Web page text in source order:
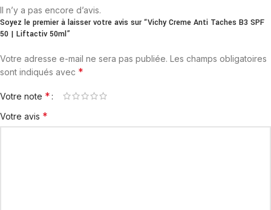
Il n’y a pas encore d’avis.
Soyez le premier à laisser votre avis sur “Vichy Creme Anti Taches B3 SPF
50 | Liftactiv 50ml”
Votre adresse e-mail ne sera pas publiée. Les champs obligatoires
sont indiqués avec *
Votre note *
Votre avis *